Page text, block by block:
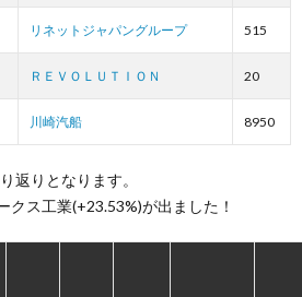
リネットジャパングループ 515
ＲＥＶＯＬＵＴＩＯＮ 20
川崎汽船 8950
返りとなります。
クス工業(+23.53%)が出ました！